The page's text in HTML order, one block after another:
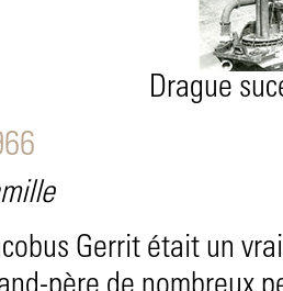
Drague
Gerrit était un